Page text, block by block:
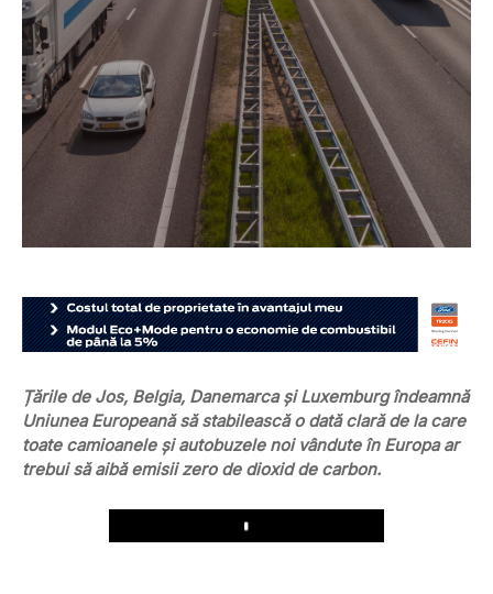
Țările de Jos, Belgia, Danemarca și Luxemburg îndeamnă
Uniunea Europeană să stabilească o dată clară de la care
toate camioanele și autobuzele noi vândute în Europa ar
trebui să aibă emisii zero de dioxid de carbon.
Play